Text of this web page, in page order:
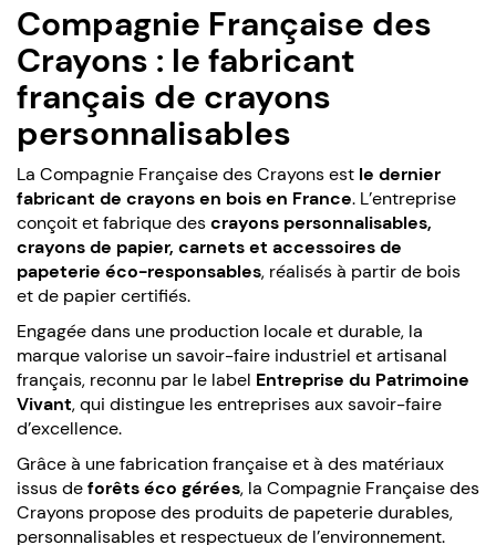
Compagnie Française des
Crayons : le fabricant
français de crayons
personnalisables
La Compagnie Française des Crayons est le dernier
fabricant de crayons en bois en France. L’entreprise
conçoit et fabrique descrayons personnalisables,
crayons de papier, carnets et accessoires de
papeterie éco-responsables, réalisés à partir de bois
et de papier certifiés.
Engagée dans une production locale et durable, la
marque valorise un savoir-faire industriel et artisanal
français, reconnu par le label Entreprise du Patrimoine
Vivant, qui distingue les entreprises aux savoir-faire
d’excellence.
Grâce à une fabrication française et à des matériaux
issus deforêts éco gérées, la Compagnie Française des
Crayons propose des produits de papeterie durables,
personnalisables et respectueux de l’environnement.